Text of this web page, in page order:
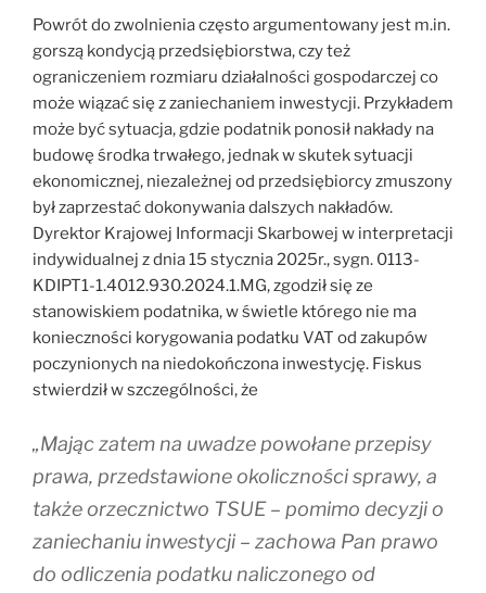
Powrót do zwolnienia często argumentowany jest m.in.
gorszą kondycją przedsiębiorstwa, czy też
ograniczeniem rozmiaru działalności gospodarczej co
może wiązać się z zaniechaniem inwestycji. Przykładem
może być sytuacja, gdzie podatnik ponosił nakłady na
budowę środka trwałego, jednak w skutek sytuacji
ekonomicznej, niezależnej od przedsiębiorcy zmuszony
był zaprzestać dokonywania dalszych nakładów.
Dyrektor Krajowej Informacji Skarbowej w interpretacji
indywidualnej z dnia 15 stycznia 2025r., sygn. 0113-
KDIPT1-1.4012.930.2024.1.MG, zgodził się ze
stanowiskiem podatnika, w świetle którego nie ma
konieczności korygowania podatku VAT od zakupów
poczynionych na niedokończona inwestycję. Fiskus
stwierdził w szczególności, że
„Mając zatem na uwadze powołane przepisy
prawa, przedstawione okoliczności sprawy, a
także orzecznictwo TSUE – pomimo decyzji o
zaniechaniu inwestycji – zachowa Pan prawo
do odliczenia podatku naliczonego od